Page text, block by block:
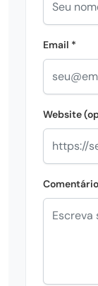
Email *
Website